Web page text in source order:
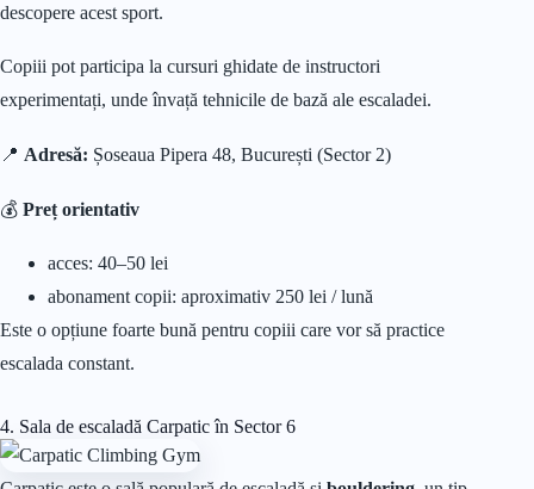
descopere acest sport.
Copiii pot participa la cursuri ghidate de instructori
experimentați, unde învață tehnicile de bază ale escaladei.
📍 Adresă: Șoseaua Pipera 48, București (Sector 2)
💰 Preț orientativ
acces: 40–50 lei
abonament copii: aproximativ 250 lei / lună
Este o opțiune foarte bună pentru copiii care vor să practice
escalada constant.
4. Sala de escaladă Carpatic în Sector 6